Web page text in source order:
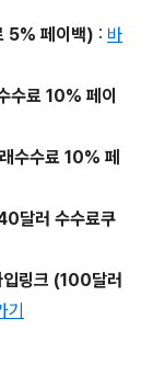
5% 페이백) : 바
료 10% 페이
수수료 10% 페
달러 수수료쿠
링크 (100달러
기